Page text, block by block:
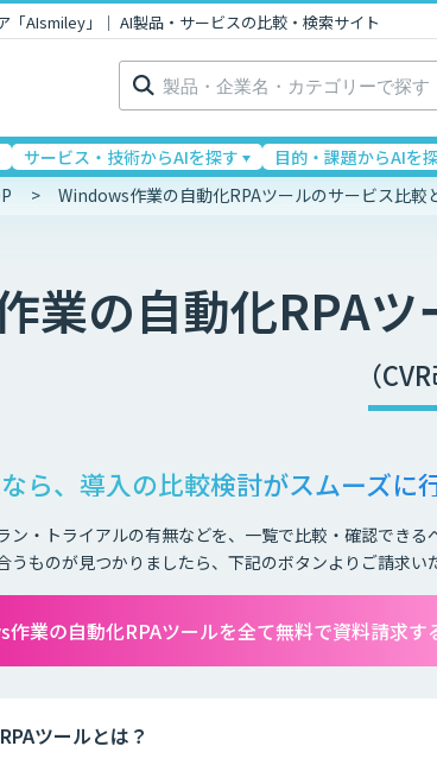
「AIsmiley」｜ AI製品・サービスの比較・検索サイト
検
索:
サービス・技術からAIを探す 目的・課題からAIを
Windows作業の自動化RPAツールのサービス比較
業の自動化RPAツ
（
ら、導入の比較検討がスムーズに
ン・トライアルの有無などを、一覧で比較・確認できる
ものが見つかりましたら、下記のボタンよりご請求い
作業の自動化RPAツールを全て無料で資料請求す
ツールとは？